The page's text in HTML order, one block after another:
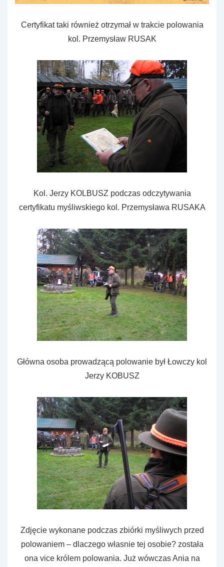
Certyfikat taki również otrzymał w trakcie polowania
kol. Przemysław RUSAK
Kol. Jerzy KOLBUSZ podczas odczytywania
certyfikatu myśliwskiego kol. Przemysława RUSAKA
Główna osoba prowadzącą polowanie był Łowczy kol
Jerzy KOBUSZ
Zdjęcie wykonane podczas zbiórki myśliwych przed
polowaniem – dlaczego własnie tej osobie? została
ona vice królem polowania. Już wówczas Ania na